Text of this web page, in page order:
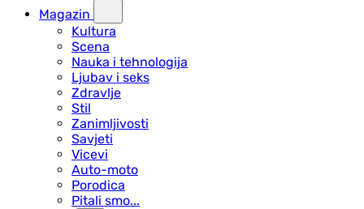
Magazin
Kultura
Scena
Nauka i tehnologija
Ljubav i seks
Zdravlje
Stil
Zanimljivosti
Savjeti
Vicevi
Auto-moto
Porodica
Pitali smo...